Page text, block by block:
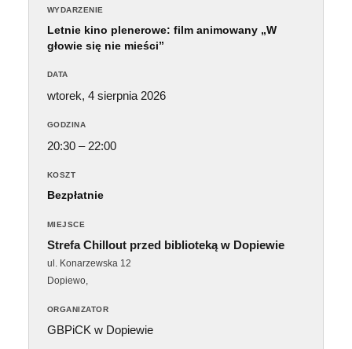
WYDARZENIE
Letnie kino plenerowe: film animowany „W
głowie się nie mieści”
DATA
wtorek, 4 sierpnia 2026
GODZINA
20:30 – 22:00
KOSZT
Bezpłatnie
MIEJSCE
Strefa Chillout przed biblioteką w Dopiewie
ul. Konarzewska 12
Dopiewo,
ORGANIZATOR
GBPiCK w Dopiewie